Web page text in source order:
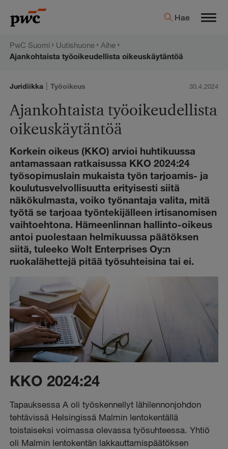
sisältöön
PwC:n
Hae
PwC Suomi Uutishuone
Aihe
Ajankohtaista työoikeudellista oikeuskäytäntöä
Juridiikka | Työoikeus 30.4.2024
Ajankohtaista työoikeudellista
oikeuskäytäntöä
Korkein oikeus (KKO) arvioi huhtikuussa
antamassaan ratkaisussa KKO 2024:24
työsopimuslain mukaista työn tarjoamis- ja
koulutusvelvollisuutta erityisesti siitä
näkökulmasta, voiko työnantaja valita, mitä
työtä se tarjoaa työntekijälleen irtisanomisen
vaihtoehtona. Hämeenlinnan hallinto-oikeus
antoi puolestaan helmikuussa päätöksen
siitä, tuleeko Wolt Enterprises Oy:n
ruokalähettejä pitää työsuhteisina tai ei.
KKO 2024:24
Tapauksessa A oli työskennellyt lähilennonjohdon
tehtävissä Helsingissä Malmin lentokentällä
toistaiseksi voimassa olevassa työsuhteessa. Yhtiö
oli Malmin lentokentän lakkauttamispäätöksen